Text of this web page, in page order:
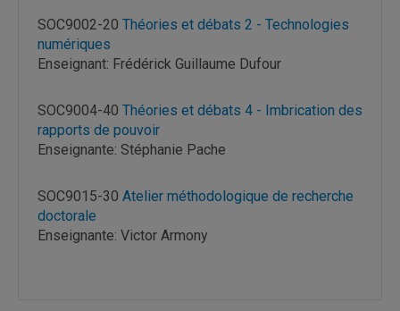
SOC9002-20 Théories et débats 2 - Technologies
numériques
Enseignant: Frédérick Guillaume Dufour
SOC9004-40 Théories et débats 4 - Imbrication des
rapports de pouvoir
Enseignante: Stéphanie Pache
SOC9015-30 Atelier méthodologique de recherche
doctorale
Enseignante: Victor Armony